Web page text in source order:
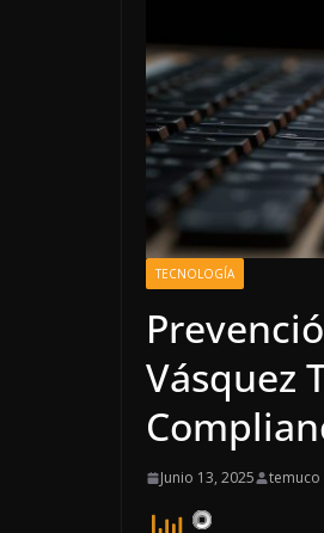
TECNOLOGÍA
Vásquez
Junio 13, 2025 temuco